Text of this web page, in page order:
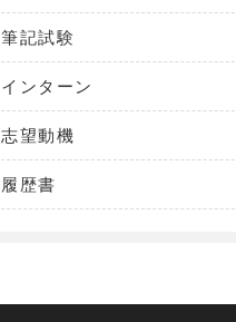
筆記試験
インターン
志望動機
履歴書